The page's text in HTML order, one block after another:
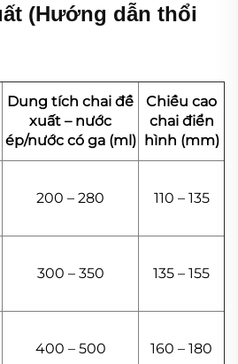
(Hướng dẫn thổi
Dung tích chai đề
xuất – nước
ép/nước có ga (ml)
Chiều cao
chai điển
hình (mm)
200 – 280 110 – 135
300 – 350 135 – 155
400 – 500 160 – 180